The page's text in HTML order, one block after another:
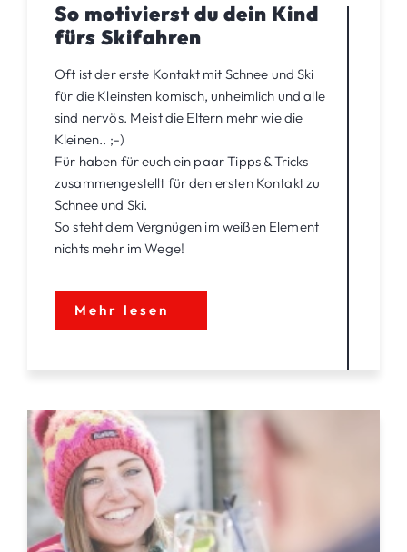
So motivierst du dein Kind
fürs Skifahren
Oft ist der erste Kontakt mit Schnee und Ski
für die Kleinsten komisch, unheimlich und alle
sind nervös. Meist die Eltern mehr wie die
Kleinen.. ;-)
Für haben für euch ein paar Tipps & Tricks
zusammengestellt für den ersten Kontakt zu
Schnee und Ski.
So steht dem Vergnügen im weißen Element
nichts mehr im Wege!
Mehr lesen